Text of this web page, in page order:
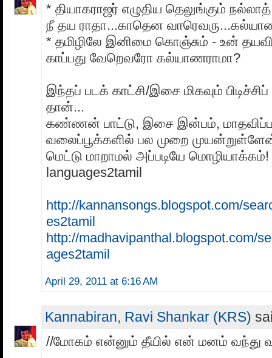
* தியாகராஜர் எழுதிய தெலுங்கும்
நீ தய ராதா...காதென
* தமிழிலே இனிமை கொஞ்சும் - உன்
காப்பது வேறெவரோ கல்யாணராமா?
இந்தப் படக் காட்சி/இசை மிகவும்
தான்...
கண்ணன் பாட்டு, இசை இன்பம்,
வலைப்பூக்களில் பல முறை
மெட்டு மாறாமல் அப்படியே மொழியாக்கம்!
languages2tamil
http://kannansongs.blogspot.com/
es2tamil
http://madhavipanthal.blogspot.com/
ages2tamil
April 29, 2011 at 6:16 AM
Kannabiran, Ravi Shankar (KRS)
//மோகம் என்னும் தீயில் என் மனம் வந்து